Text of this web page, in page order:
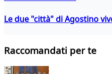
Le due "città" di Agostino
Raccomandati per te